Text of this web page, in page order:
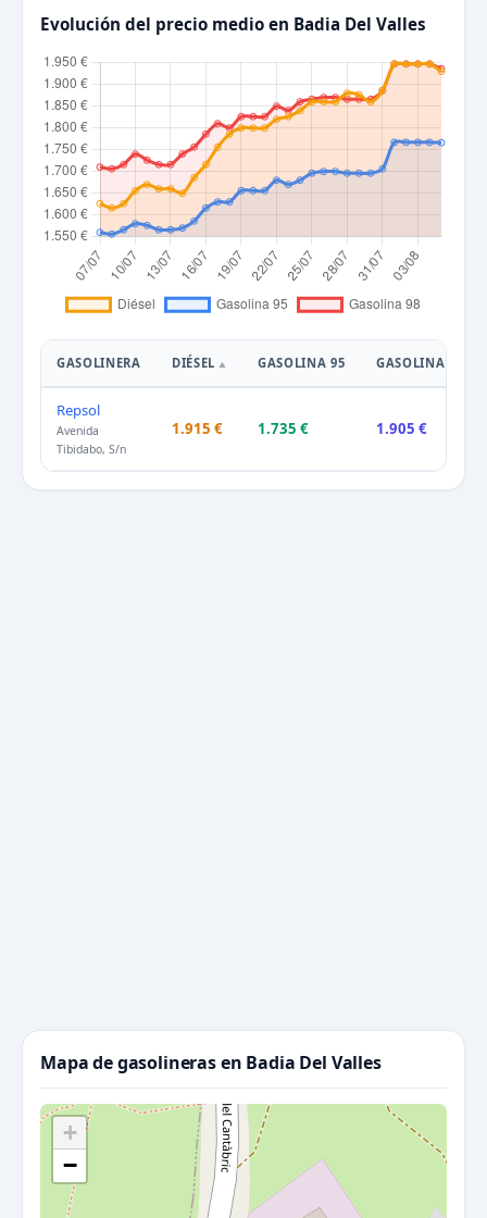
Evolución del precio medio en Badia Del Valles
GASOLINERA DIÉSEL GASOLINA 95 GASOLINA 98
Repsol
Avenida
Tibidabo, S/n
1.915 € 1.735 € 1.905 €
Mapa de gasolineras en Badia Del Valles
+
−